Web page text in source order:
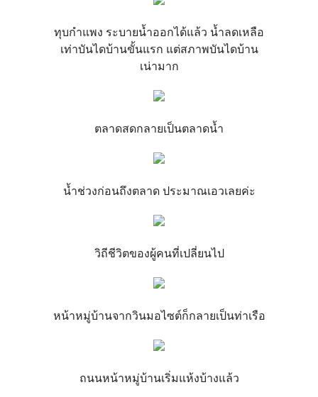
ทุบกำแพง ระบายน้ำออกได้แล้ว น้ำลดเหลือ
เท่าบันไดบ้านขั้นแรก แต่สภาพบันไดบ้าน
เน่ามาก
ตลาดสดกลายเป็นตลาดน้ำ
น้ำช่วงก่อนถึงตลาด ประมาณเอวเลยค่ะ
วิถีชีวิตของผู้คนที่เปลี่ยนไป
หน้าหมู่บ้านจากวินมอไซต์ก็กลายเป็นท่าเรือ
ถนนหน้าหมู่บ้านเริ่มแห้งบ้างแล้ว